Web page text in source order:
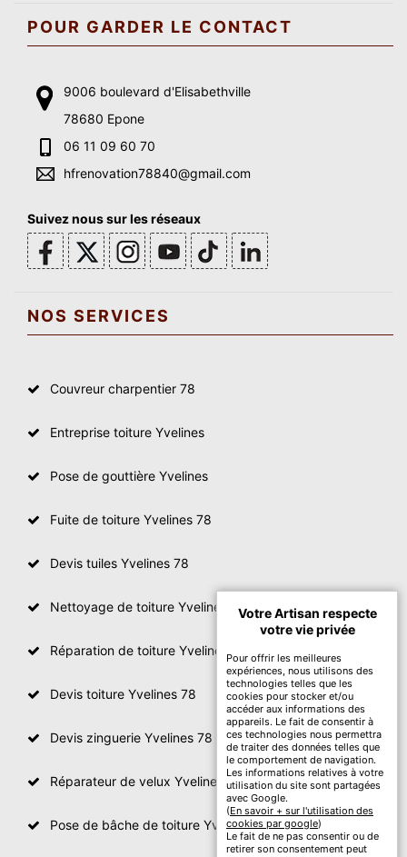
POUR GARDER LE CONTACT
9006 boulevard d'Elisabethville
78680 Epone
06 11 09 60 70
hfrenovation78840@gmail.com
Suivez nous sur les réseaux
NOS SERVICES
Couvreur charpentier 78
Entreprise toiture Yvelines
Pose de gouttière Yvelines
Fuite de toiture Yvelines 78
Devis tuiles Yvelines 78
Nettoyage de toiture Yvelines
Réparation de toiture Yvelines 78
Devis toiture Yvelines 78
Devis zinguerie Yvelines 78
Réparateur de velux Yvelines 78
Pose de bâche de toiture Yvelines 78
Votre Artisan respecte
votre vie privée
Pour offrir les meilleures
expériences, nous utilisons des
technologies telles que les
cookies pour stocker et/ou
accéder aux informations des
appareils. Le fait de consentir à
ces technologies nous permettra
de traiter des données telles que
le comportement de navigation.
Les informations relatives à votre
utilisation du site sont partagées
avec Google.
(En savoir + sur l'utilisation des
cookies par google)
Le fait de ne pas consentir ou de
retirer son consentement peut